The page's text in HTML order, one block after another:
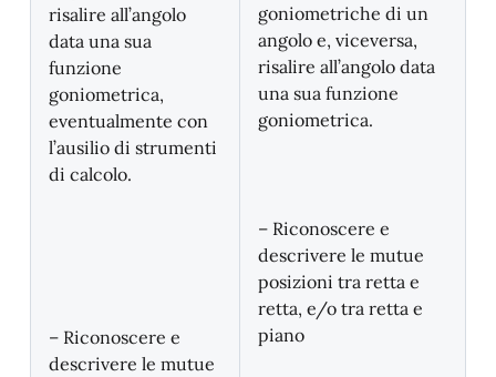
risalire all’angolo
data una sua
funzione
goniometrica,
eventualmente con
l’ausilio di strumenti
di calcolo.
– Riconoscere e
descrivere le mutue
goniometriche di un
angolo e, viceversa,
risalire all’angolo data
una sua funzione
goniometrica.
– Riconoscere e
descrivere le mutue
posizioni tra retta e
retta, e/o tra retta e
piano